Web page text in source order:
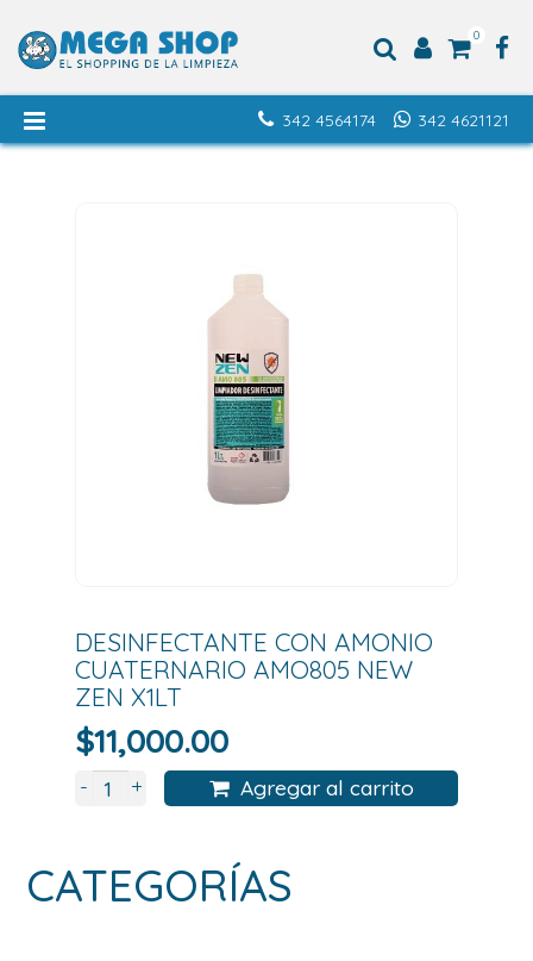
0
342 4621121
342 4564174
DESINFECTANTE CON AMONIO
CUATERNARIO AMO805 NEW
ZEN X1LT
$11,000.00
- + Agregar al carrito
CATEGORÍAS